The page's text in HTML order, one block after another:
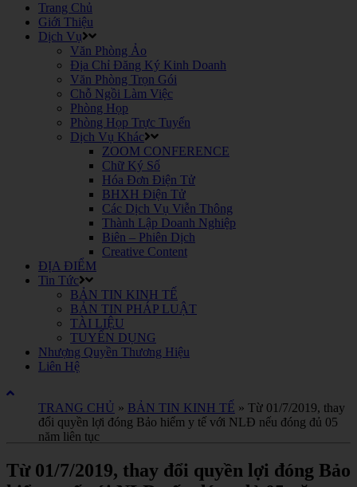
Trang Chủ
Giới Thiệu
Dịch Vụ
Văn Phòng Ảo
Địa Chỉ Đăng Ký Kinh Doanh
Văn Phòng Trọn Gói
Chỗ Ngồi Làm Việc
Phòng Họp
Phòng Họp Trực Tuyến
Dịch Vụ Khác
ZOOM CONFERENCE
Chữ Ký Số
Hóa Đơn Điện Tử
BHXH Điện Tử
Các Dịch Vụ Viễn Thông
Thành Lập Doanh Nghiệp
Biên – Phiên Dịch
Creative Content
ĐỊA ĐIỂM
Tin Tức
BẢN TIN KINH TẾ
BẢN TIN PHÁP LUẬT
TÀI LIỆU
TUYỂN DỤNG
Nhượng Quyền Thương Hiệu
Liên Hệ
TRANG CHỦ » BẢN TIN KINH TẾ » Từ 01/7/2019, thay
đổi quyền lợi đóng Bảo hiểm y tế với NLĐ nếu đóng đủ 05
năm liên tục
Từ 01/7/2019, thay đổi quyền lợi đóng Bảo